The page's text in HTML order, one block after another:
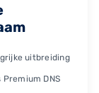
uitbreiding
DNS